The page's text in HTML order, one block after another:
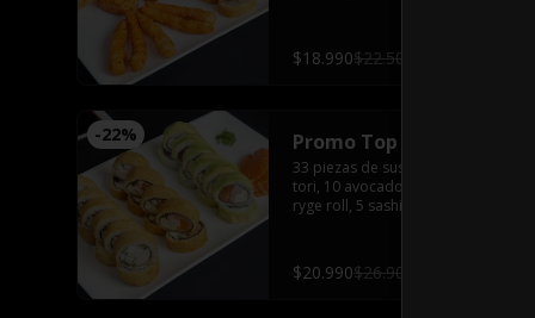
$18.990$22.500
-22% Promo Top
33 piezas de sushi: 10 tempura
tori, 10 avocado sake ebi, 8 hot
ryge roll, 5 sashimi salmón con 2
$20.990$26.900